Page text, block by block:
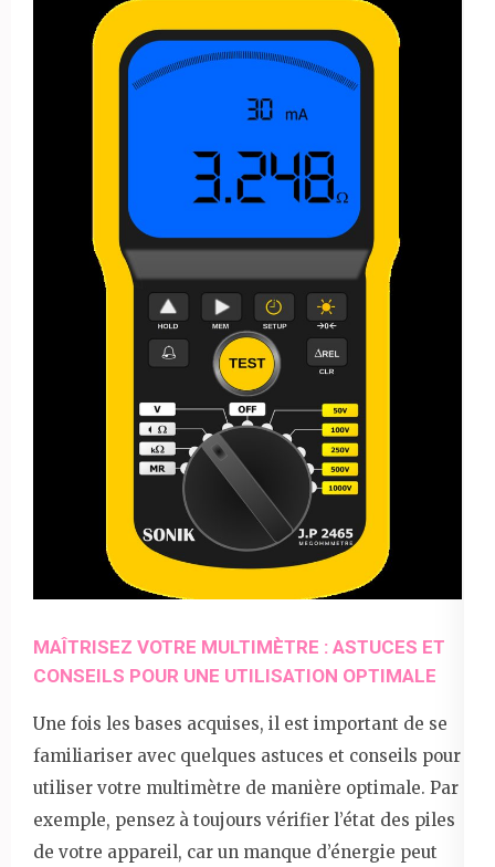
MAÎTRISEZ VOTRE MULTIMÈTRE : ASTUCES ET
CONSEILS POUR UNE UTILISATION OPTIMALE
Une fois les bases acquises, il est important de se
familiariser avec quelques astuces et conseils pour
utiliser votre multimètre de manière optimale. Par
exemple, pensez à toujours vérifier l’état des piles
de votre appareil, car un manque d’énergie peut